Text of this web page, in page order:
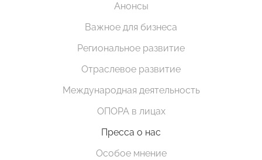
Анонсы
Важное для бизнеса
Региональное развитие
Отраслевое развитие
Международная деятельность
ОПОРА в лицах
Пресса о нас
Особое мнение